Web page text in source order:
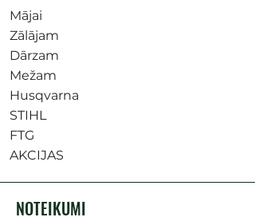
Mājai
Zālājam
Dārzam
Mežam
Husqvarna
STIHL
FTG
AKCIJAS
NOTEIKUMI